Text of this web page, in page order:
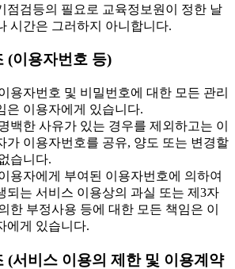
점검등의 필요로 교육정보원이 정한 날
시간은 그러하지 아니합니다.
(이용자번호 등)
용자번호 및 비밀번호에 대한 모든 관리
은 이용자에게 있습니다.
백한 사유가 있는 경우를 제외하고는 이
가 이용자번호를 공유, 양도 또는 변경할
습니다.
용자에게 부여된 이용자번호에 의하여
되는 서비스 이용상의 과실 또는 제3자
한 부정사용 등에 대한 모든 책임은 이
에게 있습니다.
(서비스 이용의 제한 및 이용계약